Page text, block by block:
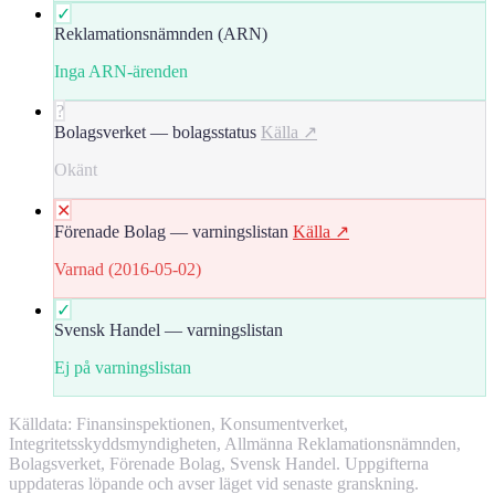
✓
Reklamationsnämnden (ARN)
Inga ARN-ärenden
?
Bolagsverket — bolagsstatus Källa ↗
Okänt
✕
Förenade Bolag — varningslistan Källa ↗
Varnad (2016-05-02)
✓
Svensk Handel — varningslistan
Ej på varningslistan
Källdata: Finansinspektionen, Konsumentverket,
Integritetsskyddsmyndigheten, Allmänna Reklamationsnämnden,
Bolagsverket, Förenade Bolag, Svensk Handel. Uppgifterna
uppdateras löpande och avser läget vid senaste granskning.